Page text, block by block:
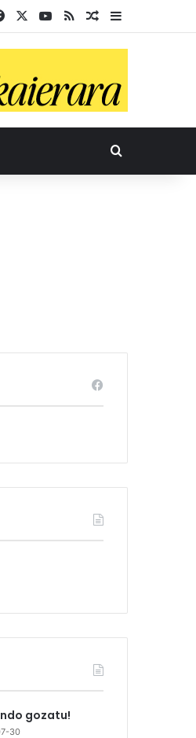
Facebook YouTube
RSS Ausazko
Bilatu
gozatu!
30